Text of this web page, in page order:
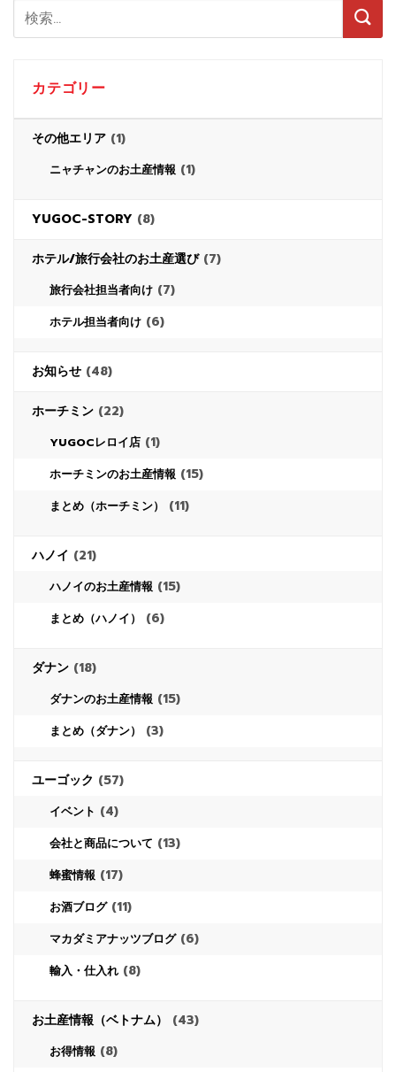
カテゴリー
その他エリア (1)
ニャチャンのお土産情報 (1)
YUGOC-STORY (8)
ホテル/旅行会社のお土産選び(7)
旅行会社担当者向け (7)
ホテル担当者向け (6)
お知らせ (48)
ホーチミン (22)
YUGOCレロイ店 (1)
ホーチミンのお土産情報 (15)
まとめ（ホーチミン） (11)
ハノイ (21)
ハノイのお土産情報 (15)
まとめ（ハノイ） (6)
ダナン (18)
ダナンのお土産情報 (15)
まとめ（ダナン） (3)
ユーゴック (57)
イベント (4)
会社と商品について (13)
蜂蜜情報 (17)
お酒ブログ(11)
マカダミアナッツブログ(6)
輸入・仕入れ (8)
お土産情報（ベトナム） (43)
お得情報 (8)